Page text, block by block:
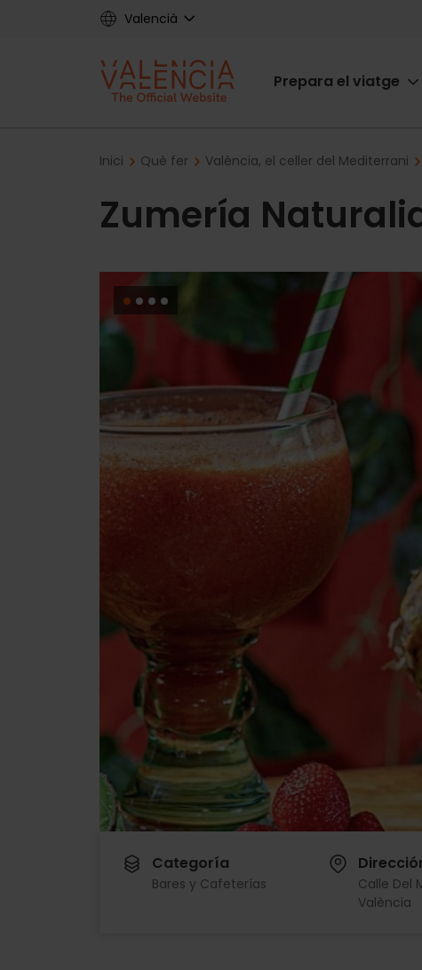
Valencià
Main
Prepara el viatge
Breadcrumb
Inici Què fer València, el celler del Mediterrani
Zumería
Categoría
Bares y Cafeterías
Calle Del
València